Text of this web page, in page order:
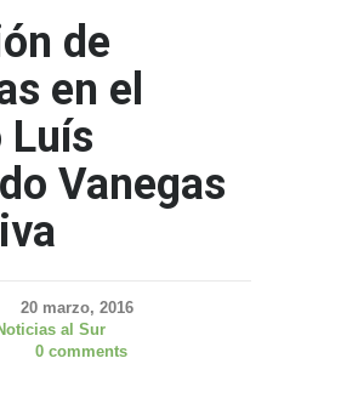
de
en el
Luís
Vanegas
20 marzo, 2016
al Sur
0 comments